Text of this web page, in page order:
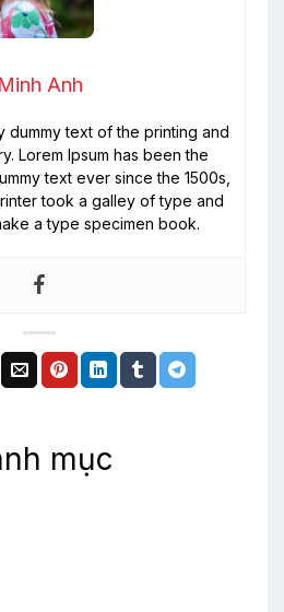
Minh Anh
dummy text of the printing and
Lorem Ipsum has been the
text ever since the 1500s,
took a galley of type and
a type specimen book.
mục